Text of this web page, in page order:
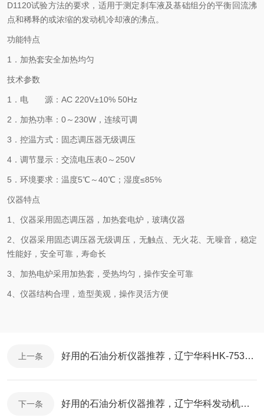
D1120试验方法的要求，适用于测定刹车液及基础组分的平衡回流沸
点和稀释的或浓缩的发动机冷却液的沸点。
功能特点
1．加热套安全加热均匀
技术参数
1．电 源：AC 220V±10% 50Hz
2．加热功率：0～230W，连续可调
3．控温方式：固态调压器无级调压
4．调节显示：交流电压表0～250V
5．环境要求：温度5℃～40℃；湿度≤85%
仪器特点
1、仪器采用固态调压器，加热套电炉，玻璃仪器
2、仪器采用固态调压器无级调压，无触点、无火花、无噪音，稳定
性能好，安全可靠，寿命长
3、加热电炉采用加热套，受热均匀，操作安全可靠
4、仪器结构合理，造型美观，操作灵活方便
上一条 好用的石油分析仪器推荐，辽宁华科HK-7534A工业用挥发性有机液体沸程测定器
下一条 好用的石油分析仪器推荐，辽宁华科发动机冷却液冰点测定器解决检测难点